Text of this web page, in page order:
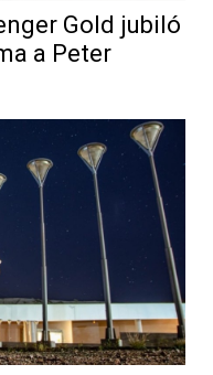
Gold jubiló
a Peter